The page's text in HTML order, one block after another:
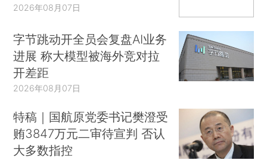
2026年08月07日
字节跳动开全员会复盘AI业务
进展 称大模型被海外竞对拉
开差距
2026年08月07日
特稿｜国航原党委书记樊澄受
贿3847万元二审待宣判 否认
大多数指控